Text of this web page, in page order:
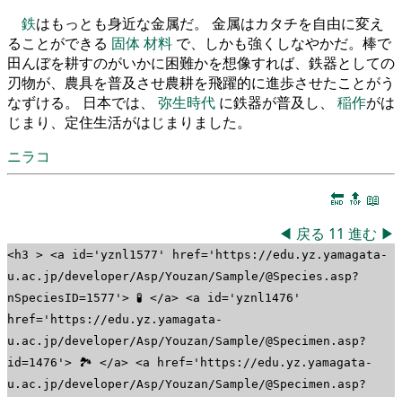
鉄はもっとも身近な金属だ。 金属はカタチを自由に変え
ることができる 固体材料 で、しかも強くしなやかだ。棒で
田んぼを耕すのがいかに困難かを想像すれば、鉄器としての
刃物が、農具を普及させ農耕を飛躍的に進歩させたことがう
なずける。 日本では、 弥生時代 に鉄器が普及し、 稲作がは
じまり、定住生活がはじまりました。
ニラコ
🔚 🔝 📖
◀ 戻る 11 進む ▶
<h3 > <a id='yznl1577' href='https://edu.yz.yamagata-
u.ac.jp/developer/Asp/Youzan/Sample/@Species.asp?
nSpeciesID=1577'> 🧪 </a> <a id='yznl1476'
href='https://edu.yz.yamagata-
u.ac.jp/developer/Asp/Youzan/Sample/@Specimen.asp?
id=1476'> 🏞 </a> <a href='https://edu.yz.yamagata-
u.ac.jp/developer/Asp/Youzan/Sample/@Specimen.asp?